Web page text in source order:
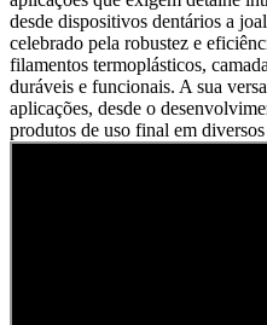
desde dispositivos dentários a
celebrado pela robustez e
filamentos termoplásticos,
duráveis e funcionais. A sua
aplicações, desde o
produtos de uso final em diversos